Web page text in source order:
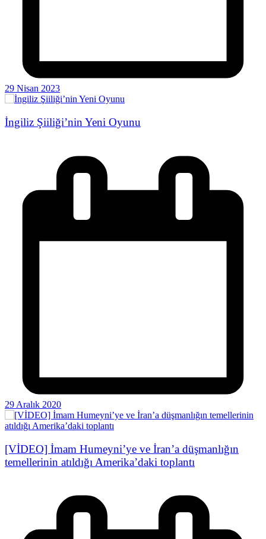
29 Nisan 2023
İngiliz Şiiliği’nin Yeni Oyunu
29 Aralık 2020
[VİDEO] İmam Humeyni’ye ve İran’a düşmanlığın
temellerinin atıldığı Amerika’daki toplantı